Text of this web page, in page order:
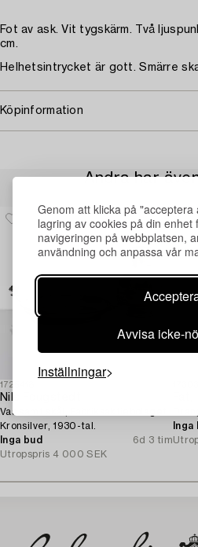
Genom att klicka på "acceptera
lagring av cookies på din enhet
navigeringen på webbplatsen,
användning och anpassa vår
Avvisa icke-
Inställningar
Fot av ask. Vit tygskärm. Två
cm.
Helhetsintrycket är gott. Smärre
Köpinformation
Andra har
1725418
Nils Fougstedt
Vas samt skål, Fabriksaktiebolaget
Kronsilver, 1930-tal.
Inga bud
6d 3 tim
Utropspris 4 000 SEK
Inga